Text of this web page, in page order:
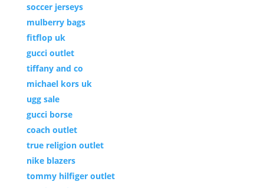
soccer jerseys
mulberry bags
fitflop uk
gucci outlet
tiffany and co
michael kors uk
ugg sale
gucci borse
coach outlet
true religion outlet
nike blazers
tommy hilfiger outlet